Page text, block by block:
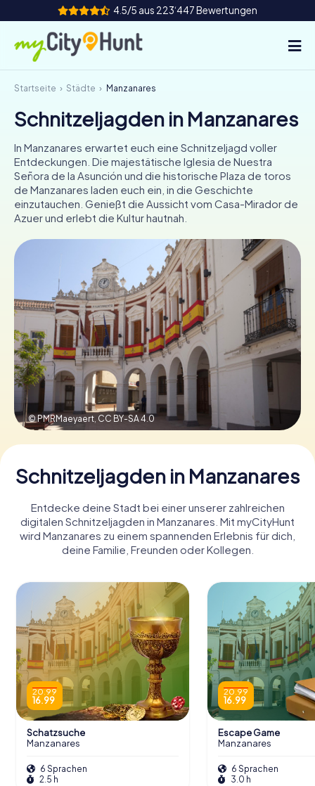
4.5/5 aus 223‘447 Bewertungen
So funktioniert's
Städte
Touren
Teamevent
Tickets
CH
DE
FR UK
IT
NL
Tickets buchen
Gutscheine bestellen
Startseite Städte Manzanares
Schnitzeljagden in Manzanares
In Manzanares erwartet euch eine Schnitzeljagd voller
Entdeckungen. Die majestätische Iglesia de Nuestra
Señora de la Asunción und die historische Plaza de toros
de Manzanares laden euch ein, in die Geschichte
einzutauchen. Genießt die Aussicht vom Casa-Mirador de
Azuer und erlebt die Kultur hautnah.
© PMRMaeyaert, CC BY-SA 4.0
Schnitzeljagden in Manzanares
Entdecke deine Stadt bei einer unserer zahlreichen
digitalen Schnitzeljagden in Manzanares. Mit myCityHunt
wird Manzanares zu einem spannenden Erlebnis für dich,
deine Familie, Freunden oder Kollegen.
20.99
16.99
Schatzsuche
Manzanares
6 Sprachen
2.5 h
20.99
16.99
Escape Game
Manzanares
6 Sprachen
3.0 h